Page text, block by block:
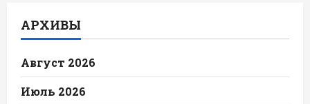
АРХИВЫ
Август 2026
Июль 2026